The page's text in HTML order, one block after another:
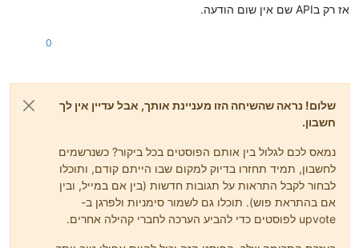
אז רק בAPI שם אין שום הודעה.
0
שלום! נראה שהשיחה הזו מעניינת אותך, אבל עדיין אין לך
חשבון.
נמאס לכם לגלול בין אותם הפוסטים בכל ביקור? כשנרשמים
לחשבון, תמיד תחזרו בדיוק למקום שבו הייתם קודם, ותוכלו
לבחור לקבל התראות על תגובות חדשות (בין אם במייל, ובין
אם בהתראת פוש). תוכלו גם לשמור סימניות ולפרגן ב-
upvote לפוסטים כדי להביע הערכה לחברי קהילה אחרים.